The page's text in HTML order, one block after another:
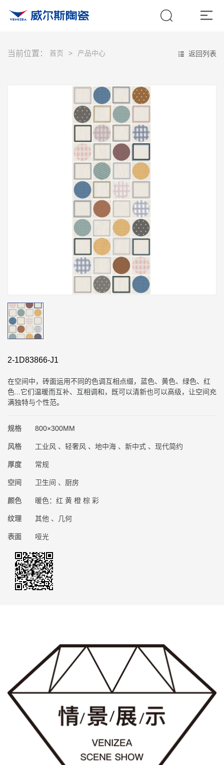
当前位置： 首页 产品中心 返回列表
2-1D83866-J1
在空间中，砖面运用不同的色调互相点缀，蓝色、黄色、绿色、红
色...它们温暖而互补、互相调和，既可以清新也可以高级，让空间充
满独特与个性范。
规格 800×300MM
风格 工业风 、轻奢风 、地中海 、新中式 、现代简约
厚度 常规
空间 卫生间 、厨房
颜色 暖色：红 黄 橙 棕 彩
纹理 其他 、几何
表面 哑光